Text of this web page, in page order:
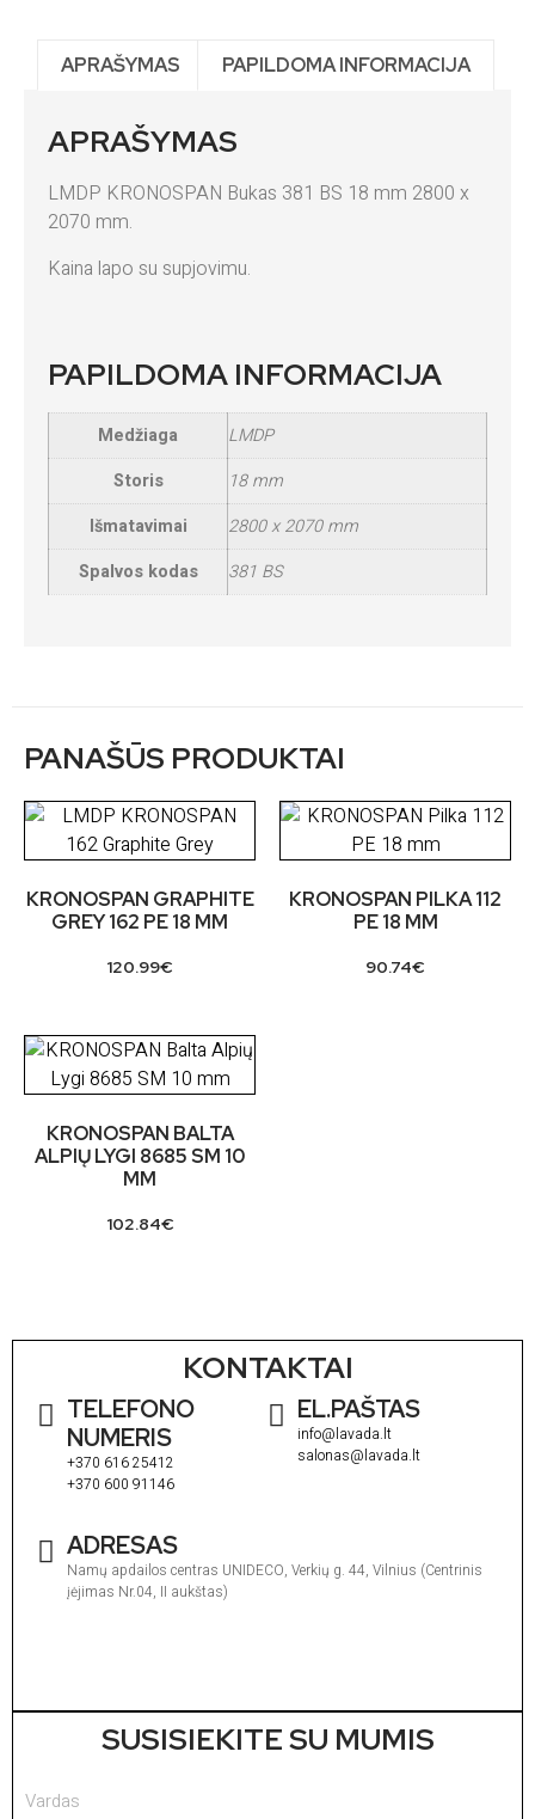
APRAŠYMAS PAPILDOMA INFORMACIJA
APRAŠYMAS
LMDP KRONOSPAN Bukas 381 BS 18 mm 2800 x
2070 mm.
Kaina lapo su supjovimu.
PAPILDOMA INFORMACIJA
Medžiaga
LMDP
Storis
18 mm
Išmatavimai
2800 x 2070 mm
Spalvos kodas
381 BS
PANAŠŪS PRODUKTAI
KRONOSPAN GRAPHITE
GREY 162 PE 18 MM
120.99€
KRONOSPAN PILKA 112
PE 18 MM
90.74€
KRONOSPAN BALTA
ALPIŲ LYGI 8685 SM 10
MM
102.84€
KONTAKTAI
TELEFONO
NUMERIS
+370 616 25412
+370 600 91146
EL.PAŠTAS
info@lavada.lt
salonas@lavada.lt
ADRESAS
Namų apdailos centras UNIDECO, Verkių g. 44, Vilnius (Centrinis
įėjimas Nr.04, II aukštas)
SUSISIEKITE SU MUMIS